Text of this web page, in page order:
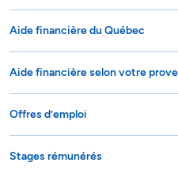
Aide financière du Québec
Aide financière selon votre
Offres d’emploi
Stages rémunérés